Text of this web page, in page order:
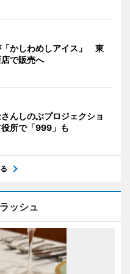
「かしわめしアイス」 東
で販売へ
んしのぶプロジェクショ
所で「999」も
ッシュ